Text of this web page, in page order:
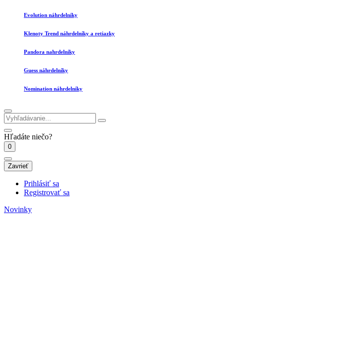
Evolution náhrdelníky
Klenoty Trend náhrdelníky a retiazky
Pandora nahrdelníky
Guess náhrdelníky
Nomination náhrdelníky
Hľadáte niečo?
0
Zavrieť
Prihlásiť sa
Registrovať sa
Novinky